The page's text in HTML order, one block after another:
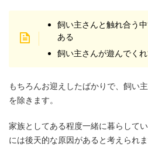
飼い主さんと触れ合う
ある
飼い主さんが遊んでく
もちろんお迎えしたばかりで、飼い
を除きます。
家族としてある程度一緒に暮らして
には後天的な原因があると考えられま